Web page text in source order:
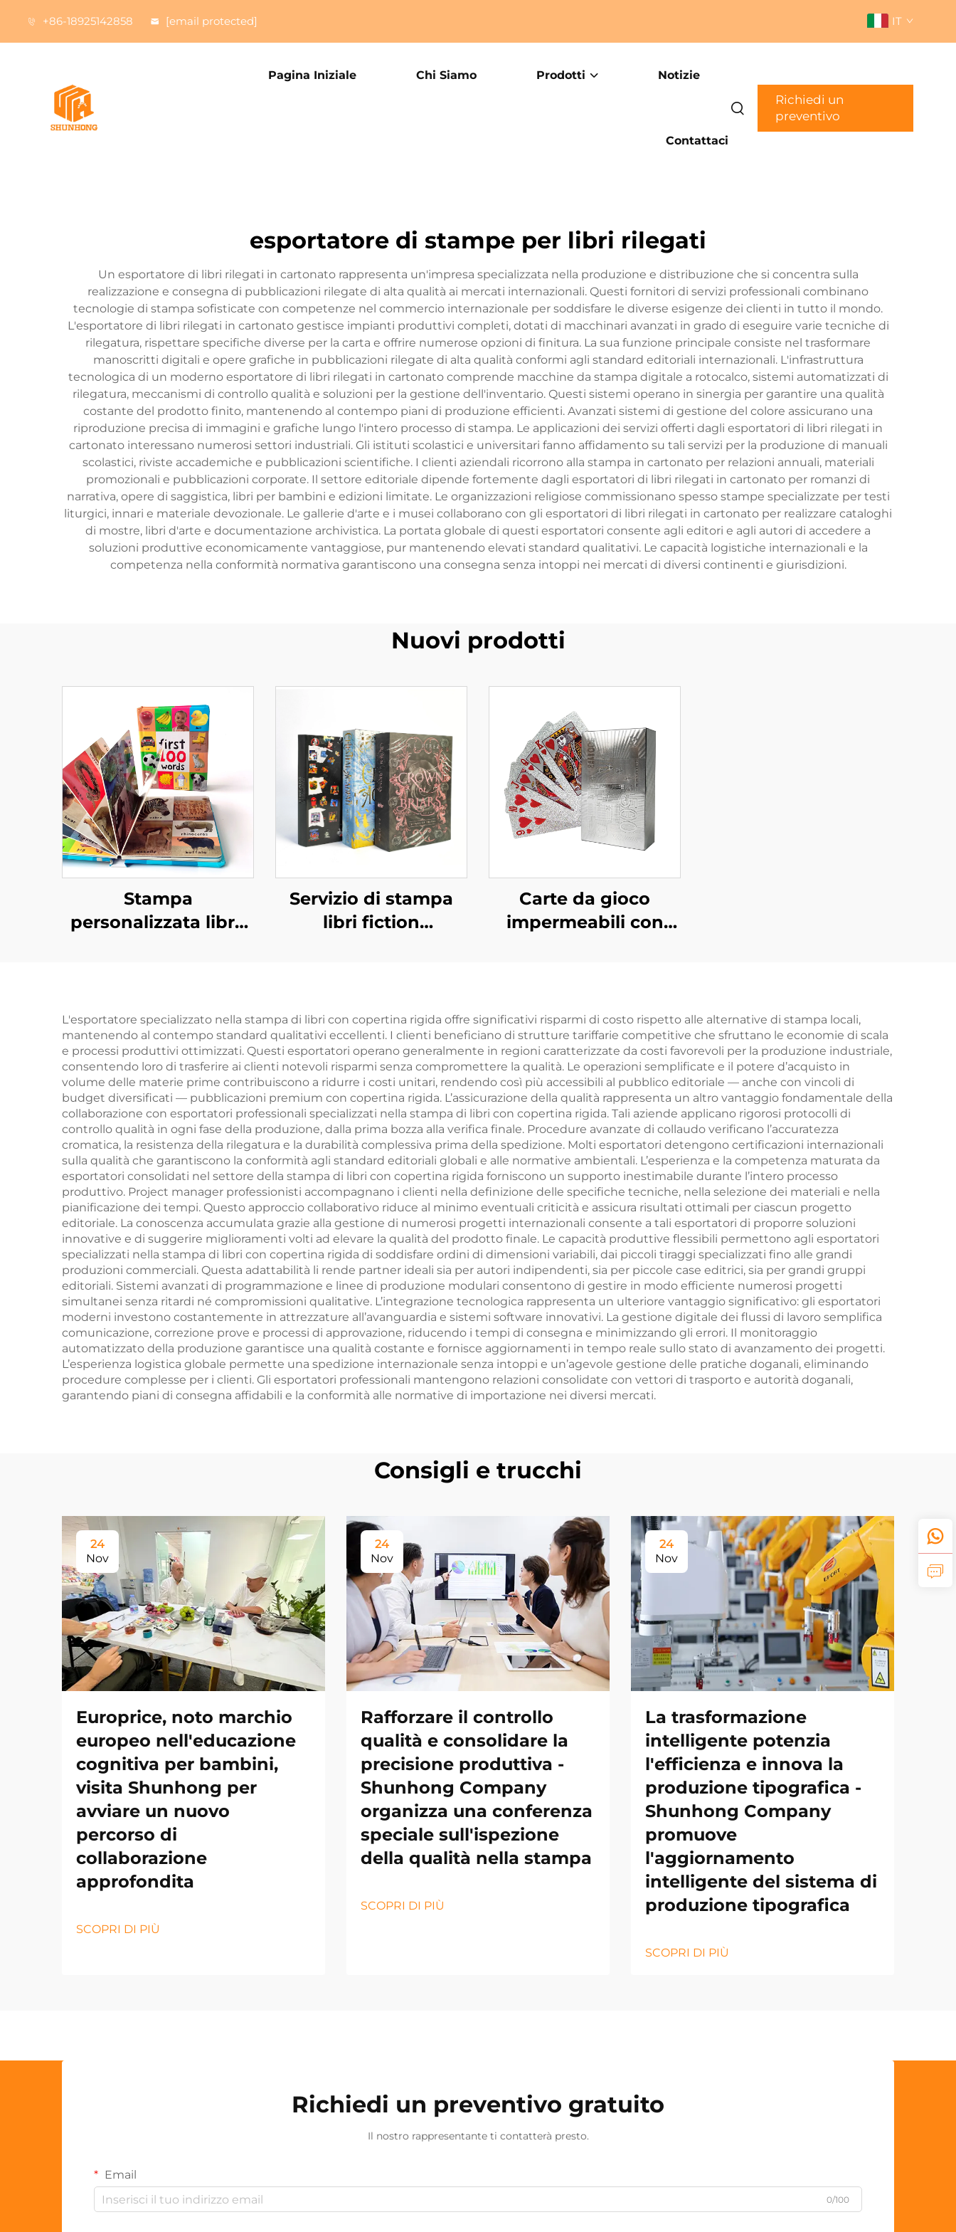
+86-18925142858 [email protected] IT
Pagina Iniziale Chi Siamo Prodotti Notizie
Contattaci
Richiedi un
preventivo
esportatore di stampe per libri rilegati
Un esportatore di libri rilegati in cartonato rappresenta un'impresa specializzata nella produzione e distribuzione che si concentra sulla
realizzazione e consegna di pubblicazioni rilegate di alta qualità ai mercati internazionali. Questi fornitori di servizi professionali combinano
tecnologie di stampa sofisticate con competenze nel commercio internazionale per soddisfare le diverse esigenze dei clienti in tutto il mondo.
L'esportatore di libri rilegati in cartonato gestisce impianti produttivi completi, dotati di macchinari avanzati in grado di eseguire varie tecniche di
rilegatura, rispettare specifiche diverse per la carta e offrire numerose opzioni di finitura. La sua funzione principale consiste nel trasformare
manoscritti digitali e opere grafiche in pubblicazioni rilegate di alta qualità conformi agli standard editoriali internazionali. L'infrastruttura
tecnologica di un moderno esportatore di libri rilegati in cartonato comprende macchine da stampa digitale a rotocalco, sistemi automatizzati di
rilegatura, meccanismi di controllo qualità e soluzioni per la gestione dell'inventario. Questi sistemi operano in sinergia per garantire una qualità
costante del prodotto finito, mantenendo al contempo piani di produzione efficienti. Avanzati sistemi di gestione del colore assicurano una
riproduzione precisa di immagini e grafiche lungo l'intero processo di stampa. Le applicazioni dei servizi offerti dagli esportatori di libri rilegati in
cartonato interessano numerosi settori industriali. Gli istituti scolastici e universitari fanno affidamento su tali servizi per la produzione di manuali
scolastici, riviste accademiche e pubblicazioni scientifiche. I clienti aziendali ricorrono alla stampa in cartonato per relazioni annuali, materiali
promozionali e pubblicazioni corporate. Il settore editoriale dipende fortemente dagli esportatori di libri rilegati in cartonato per romanzi di
narrativa, opere di saggistica, libri per bambini e edizioni limitate. Le organizzazioni religiose commissionano spesso stampe specializzate per testi
liturgici, innari e materiale devozionale. Le gallerie d'arte e i musei collaborano con gli esportatori di libri rilegati in cartonato per realizzare cataloghi
di mostre, libri d'arte e documentazione archivistica. La portata globale di questi esportatori consente agli editori e agli autori di accedere a
soluzioni produttive economicamente vantaggiose, pur mantenendo elevati standard qualitativi. Le capacità logistiche internazionali e la
competenza nella conformità normativa garantiscono una consegna senza intoppi nei mercati di diversi continenti e giurisdizioni.
Nuovi prodotti
Stampa
personalizzata libro
cartonato copertina
rigida
Servizio di stampa
libri fiction
copertina rigida
spray e sovracoperta
Carte da gioco
impermeabili con
PVC plastica, carte
da poker
personalizzate
L'esportatore specializzato nella stampa di libri con copertina rigida offre significativi risparmi di costo rispetto alle alternative di stampa locali,
mantenendo al contempo standard qualitativi eccellenti. I clienti beneficiano di strutture tariffarie competitive che sfruttano le economie di scala
e processi produttivi ottimizzati. Questi esportatori operano generalmente in regioni caratterizzate da costi favorevoli per la produzione industriale,
consentendo loro di trasferire ai clienti notevoli risparmi senza compromettere la qualità. Le operazioni semplificate e il potere d’acquisto in
volume delle materie prime contribuiscono a ridurre i costi unitari, rendendo così più accessibili al pubblico editoriale — anche con vincoli di
budget diversificati — pubblicazioni premium con copertina rigida. L’assicurazione della qualità rappresenta un altro vantaggio fondamentale della
collaborazione con esportatori professionali specializzati nella stampa di libri con copertina rigida. Tali aziende applicano rigorosi protocolli di
controllo qualità in ogni fase della produzione, dalla prima bozza alla verifica finale. Procedure avanzate di collaudo verificano l’accuratezza
cromatica, la resistenza della rilegatura e la durabilità complessiva prima della spedizione. Molti esportatori detengono certificazioni internazionali
sulla qualità che garantiscono la conformità agli standard editoriali globali e alle normative ambientali. L’esperienza e la competenza maturata da
esportatori consolidati nel settore della stampa di libri con copertina rigida forniscono un supporto inestimabile durante l’intero processo
produttivo. Project manager professionisti accompagnano i clienti nella definizione delle specifiche tecniche, nella selezione dei materiali e nella
pianificazione dei tempi. Questo approccio collaborativo riduce al minimo eventuali criticità e assicura risultati ottimali per ciascun progetto
editoriale. La conoscenza accumulata grazie alla gestione di numerosi progetti internazionali consente a tali esportatori di proporre soluzioni
innovative e di suggerire miglioramenti volti ad elevare la qualità del prodotto finale. Le capacità produttive flessibili permettono agli esportatori
specializzati nella stampa di libri con copertina rigida di soddisfare ordini di dimensioni variabili, dai piccoli tiraggi specializzati fino alle grandi
produzioni commerciali. Questa adattabilità li rende partner ideali sia per autori indipendenti, sia per piccole case editrici, sia per grandi gruppi
editoriali. Sistemi avanzati di programmazione e linee di produzione modulari consentono di gestire in modo efficiente numerosi progetti
simultanei senza ritardi né compromissioni qualitative. L’integrazione tecnologica rappresenta un ulteriore vantaggio significativo: gli esportatori
moderni investono costantemente in attrezzature all’avanguardia e sistemi software innovativi. La gestione digitale dei flussi di lavoro semplifica
comunicazione, correzione prove e processi di approvazione, riducendo i tempi di consegna e minimizzando gli errori. Il monitoraggio
automatizzato della produzione garantisce una qualità costante e fornisce aggiornamenti in tempo reale sullo stato di avanzamento dei progetti.
L’esperienza logistica globale permette una spedizione internazionale senza intoppi e un’agevole gestione delle pratiche doganali, eliminando
procedure complesse per i clienti. Gli esportatori professionali mantengono relazioni consolidate con vettori di trasporto e autorità doganali,
garantendo piani di consegna affidabili e la conformità alle normative di importazione nei diversi mercati.
Consigli e trucchi
24
Nov
Europrice, noto marchio
europeo nell'educazione
cognitiva per bambini,
visita Shunhong per
avviare un nuovo
percorso di
collaborazione
approfondita
SCOPRI DI PIÙ
24
Nov
Rafforzare il controllo
qualità e consolidare la
precisione produttiva -
Shunhong Company
organizza una conferenza
speciale sull'ispezione
della qualità nella stampa
SCOPRI DI PIÙ
24
Nov
La trasformazione
intelligente potenzia
l'efficienza e innova la
produzione tipografica -
Shunhong Company
promuove
l'aggiornamento
intelligente del sistema di
produzione tipografica
SCOPRI DI PIÙ
Richiedi un preventivo gratuito
Il nostro rappresentante ti contatterà presto.
Email
0/100